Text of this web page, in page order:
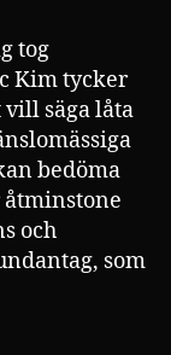
tog
Kim tycker
säga låta
bedöma
åtminstone
och
som